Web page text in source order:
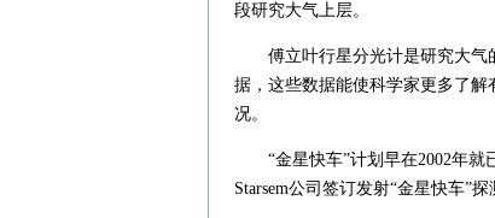
段研究大气上层。
傅立叶行星分光计是研究大气
据，这些数据能使科学家更多了
况。
“金星快车”计划早在2002年就
Starsem公司签订发射“金星快车”探